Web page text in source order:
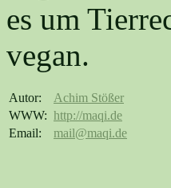
es um
vegan.
Autor:
Achim Stößer
WWW: http://maqi.de
Email:
mail@maqi.de